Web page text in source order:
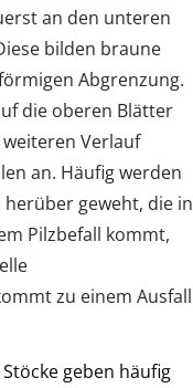
an den unteren
bilden braune
Abgrenzung.
die oberen Blätter
Verlauf
an. Häufig werden
geweht, die in
Pilzbefall kommt,
zu einem Ausfall
geben häufig